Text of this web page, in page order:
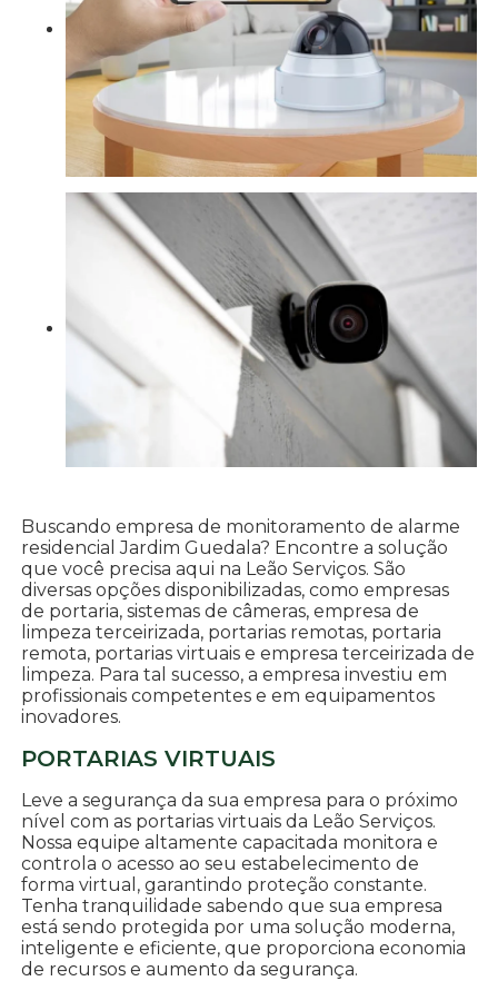
Buscando empresa de monitoramento de alarme
residencial Jardim Guedala? Encontre a solução
que você precisa aqui na Leão Serviços. São
diversas opções disponibilizadas, como empresas
de portaria, sistemas de câmeras, empresa de
limpeza terceirizada, portarias remotas, portaria
remota, portarias virtuais e empresa terceirizada de
limpeza. Para tal sucesso, a empresa investiu em
profissionais competentes e em equipamentos
inovadores.
PORTARIAS VIRTUAIS
Leve a segurança da sua empresa para o próximo
nível com as portarias virtuais da Leão Serviços.
Nossa equipe altamente capacitada monitora e
controla o acesso ao seu estabelecimento de
forma virtual, garantindo proteção constante.
Tenha tranquilidade sabendo que sua empresa
está sendo protegida por uma solução moderna,
inteligente e eficiente, que proporciona economia
de recursos e aumento da segurança.